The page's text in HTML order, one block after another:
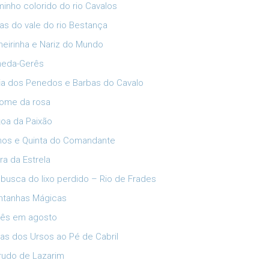
colorido do rio Cavalos
do vale do rio Bestança
e Nariz do Mundo
Gerês
dos Penedos e Barbas do Cavalo
da rosa
da Paixão
e Quinta do Comandante
da Estrela
busca do lixo perdido – Rio de Frades
Mágicas
em agosto
dos Ursos ao Pé de Cabril
de Lazarim